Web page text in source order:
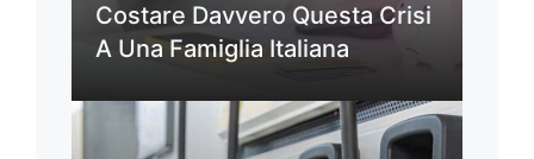
Costare Davvero Questa Crisi
A Una Famiglia Italiana